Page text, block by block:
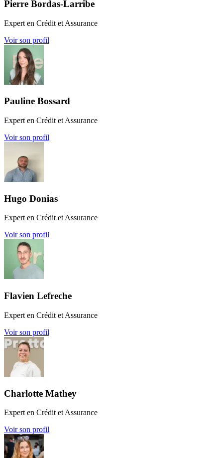
Pierre Bordas-Larribe
Expert en Crédit et Assurance
Voir son profil
Pauline Bossard
Expert en Crédit et Assurance
Voir son profil
Hugo Donias
Expert en Crédit et Assurance
Voir son profil
Flavien Lefreche
Expert en Crédit et Assurance
Voir son profil
Charlotte Mathey
Expert en Crédit et Assurance
Voir son profil